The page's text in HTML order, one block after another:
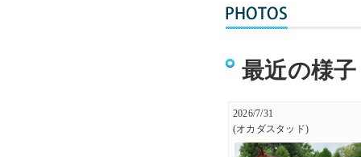
最近の様子
2026/7/31
(オカダスタッド)